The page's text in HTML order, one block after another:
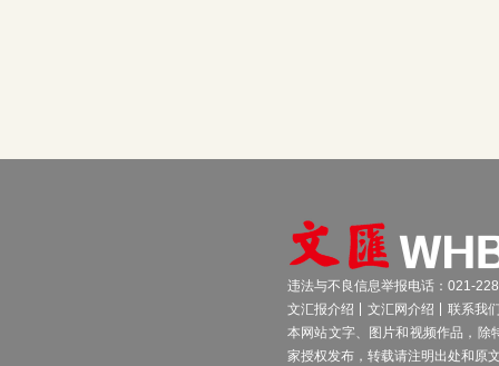
违法与不良信息举报电话：021-
文汇报介绍
文汇网介绍
联系我
本网站文字、图片和视频作品，除
家授权发布，转载请注明出处和原